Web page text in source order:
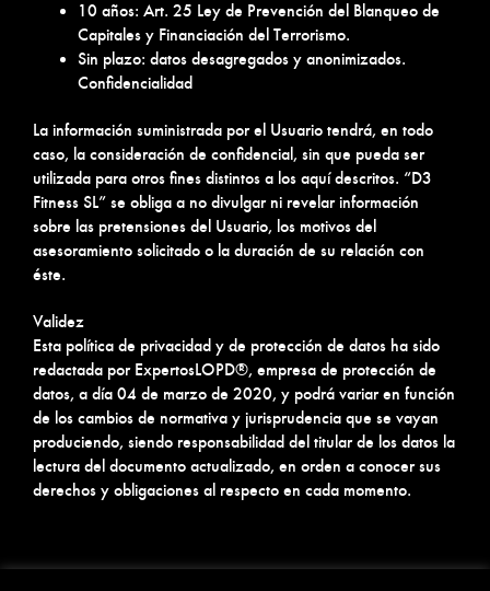
10 años: Art. 25 Ley de Prevención del Blanqueo de
Capitales y Financiación del Terrorismo.
Sin plazo: datos desagregados y anonimizados.
Confidencialidad
La información suministrada por el Usuario tendrá, en todo
caso, la consideración de confidencial, sin que pueda ser
utilizada para otros fines distintos a los aquí descritos. “D3
Fitness SL” se obliga a no divulgar ni revelar información
sobre las pretensiones del Usuario, los motivos del
asesoramiento solicitado o la duración de su relación con
éste.
Validez
Esta política de privacidad y de protección de datos ha sido
redactada por ExpertosLOPD®, empresa de protección de
datos, a día 04 de marzo de 2020, y podrá variar en función
de los cambios de normativa y jurisprudencia que se vayan
produciendo, siendo responsabilidad del titular de los datos la
lectura del documento actualizado, en orden a conocer sus
derechos y obligaciones al respecto en cada momento.